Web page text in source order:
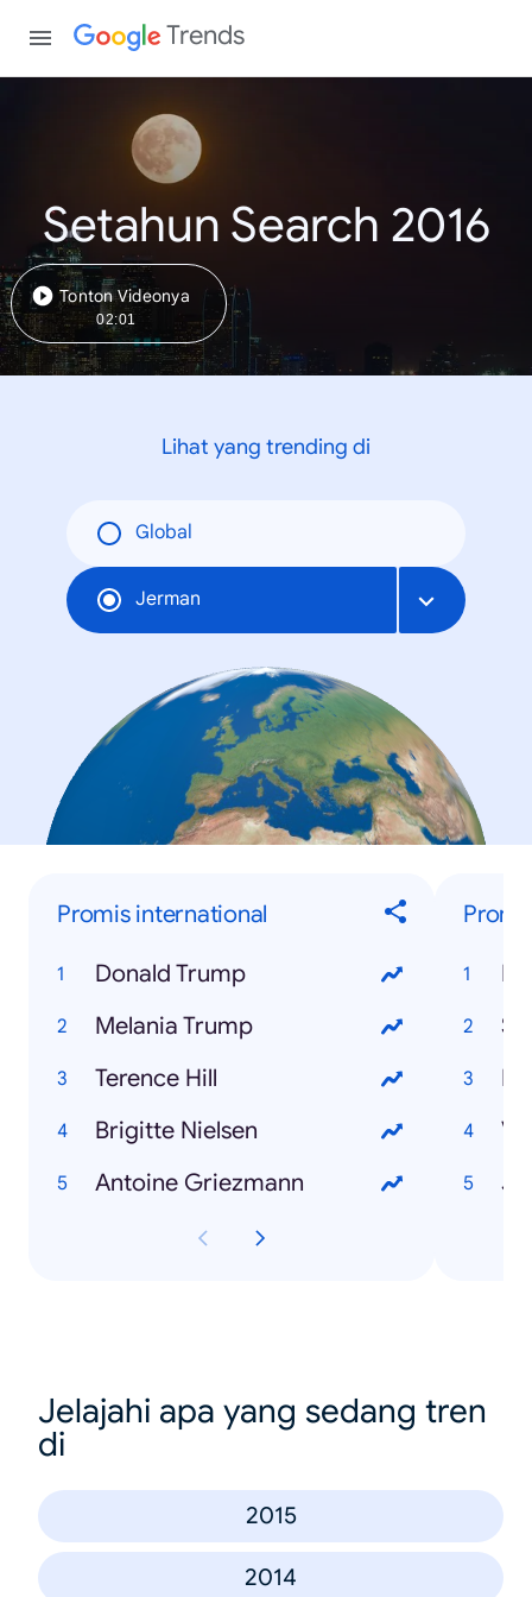
Trends
Setahun Search 2016
Tonton Videonya
02:01
Lihat yang trending di
Global
Jerman
Promis international
Donald Trump
Melania Trump
Terence Hill
Brigitte Nielsen
Antoine Griezmann
Jelajahi apa yang sedang tren
di
2015
2014